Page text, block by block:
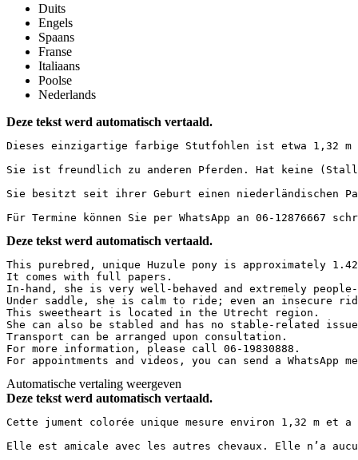
Duits
Engels
Spaans
Franse
Italiaans
Poolse
Nederlands
Deze tekst werd automatisch vertaald.
Dieses einzigartige farbige Stutfohlen ist etwa 1,32 m
Sie ist freundlich zu anderen Pferden. Hat keine
Sie besitzt seit ihrer Geburt einen niederländischen
Für Termine können Sie per WhatsApp an 06-12876667
Deze tekst werd automatisch vertaald.
This purebred, unique Huzule pony is approximately
It comes with full papers.
In-hand, she is very well-behaved and extremely
Under saddle, she is calm to ride; even an insecure
This sweetheart is located in the Utrecht region.
She can also be stabled and has no stable-related
Transport can be arranged upon consultation.
For more information, please call 06-19830888.
For appointments and videos, you can send a WhatsApp
Automatische vertaling weergeven
Deze tekst werd automatisch vertaald.
Cette jument colorée unique mesure environ 1,32 m
Elle est amicale avec les autres chevaux. Elle n’a